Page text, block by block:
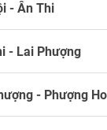
- Ân Thi
- Lai Phượng
- Phượng